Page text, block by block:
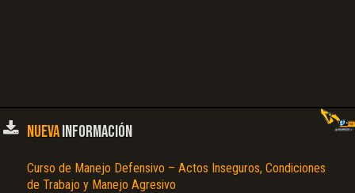
NUEVAINFORMACIÓN
Curso de Manejo Defensivo – Actos Inseguros, Condiciones
de Trabajo y Manejo Agresivo